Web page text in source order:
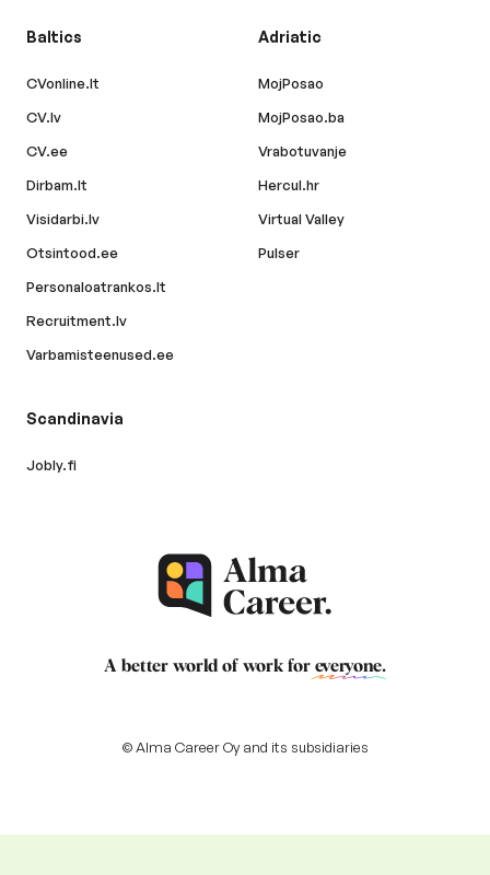
Baltics
CVonline.lt
CV.lv
CV.ee
Dirbam.lt
Visidarbi.lv
Otsintood.ee
Personaloatrankos.lt
Recruitment.lv
Varbamisteenused.ee
Adriatic
MojPosao
MojPosao.ba
Vrabotuvanje
Hercul.hr
Virtual Valley
Pulser
Scandinavia
Jobly.fi
A better world of work for everyone.
© Alma Career Oy and its subsidiaries